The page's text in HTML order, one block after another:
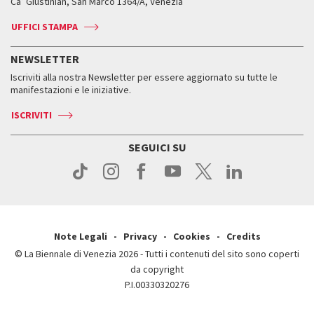
Press
Accrediti
Come raggiungerci
Biglietti
Accrediti
Come raggiungerci
Contatti
Press
Press
Leone d’argento
Edizioni passate
Orari e sedi
Biglietti
Servizi al pubblico
Come raggiungerci
Contatti
ASAC DATI
Storia
Orari e sedi
UFFICI STAMPA
NEWSLETTER
Iscriviti alla nostra Newsletter per essere aggiornato su tutte le
manifestazioni e le iniziative.
ISCRIVITI
SEGUICI SU
Note Legali Privacy Cookies
Credits
© La Biennale di Venezia 2026 - Tutti i contenuti del sito sono coperti
da copyright
P.I.00330320276